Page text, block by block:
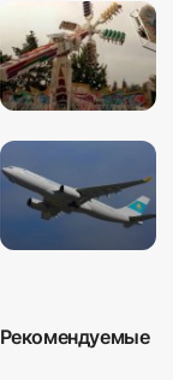
Рекомендуемые